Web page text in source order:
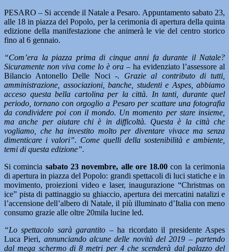
PESARO – Si accende il Natale a Pesaro. Appuntamento sabato 23,
alle 18 in piazza del Popolo, per la cerimonia di apertura della quinta
edizione della manifestazione che animerà le vie del centro storico
fino al 6 gennaio.
“Com’era la piazza prima di cinque anni fa durante il Natale?
Sicuramente non viva come lo è ora – ha evidenziato l’assessore al
Bilancio Antonello Delle Noci -. Grazie al contributo di tutti,
amministrazione, associazioni, banche, studenti e Aspes, abbiamo
acceso questa bella cartolina per la città. In tanti, durante quel
periodo, tornano con orgoglio a Pesaro per scattare una fotografia
da condividere poi con il mondo. Un momento per stare insieme,
ma anche per aiutare chi è in difficoltà. Questa è la città che
vogliamo, che ha investito molto per diventare vivace ma senza
dimenticare i valori”. Come quelli della sostenibilità e ambiente,
temi di questa edizione”.
Si comincia sabato 23 novembre, alle ore 18.00 con la cerimonia
di apertura in piazza del Popolo: grandi spettacoli di luci statiche e in
movimento, proiezioni video e laser, inaugurazione “Christmas on
ice” pista di pattinaggio su ghiaccio, apertura dei mercatini natalizi e
l’accensione dell’albero di Natale, il più illuminato d’Italia con meno
consumo grazie alle oltre 20mila lucine led.
“Lo spettacolo sarà garantito –ha ricordato il presidente Aspes
Luca Pieri, annunciando alcune delle novità del 2019 – partendo
dal mega schermo di 8 metri per 4 che scenderà dal palazzo del